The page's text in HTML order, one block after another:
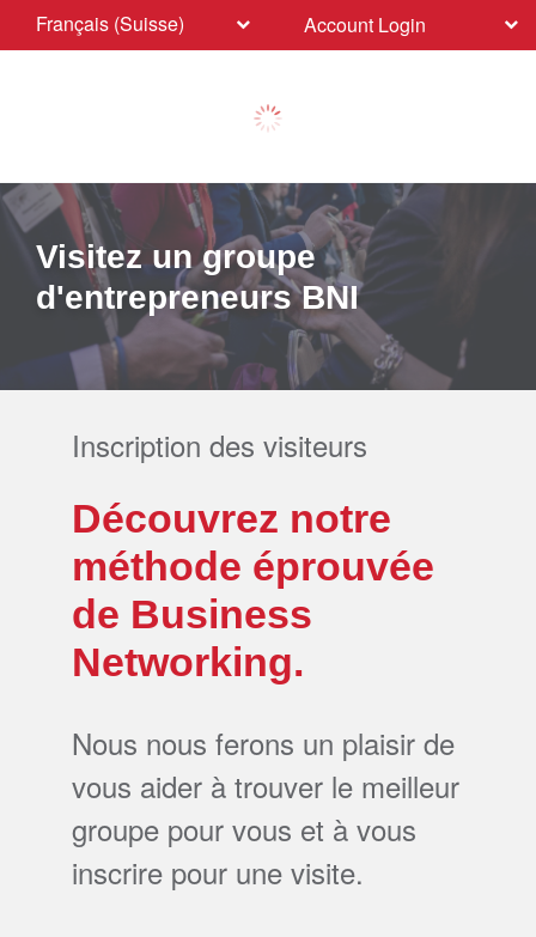
Français (Suisse) Account Login
Visitez un groupe
d'entrepreneurs BNI
Inscription des visiteurs
Découvrez notre
méthode éprouvée
de Business
Networking.
Nous nous ferons un plaisir de
vous aider à trouver le meilleur
groupe pour vous et à vous
inscrire pour une visite.